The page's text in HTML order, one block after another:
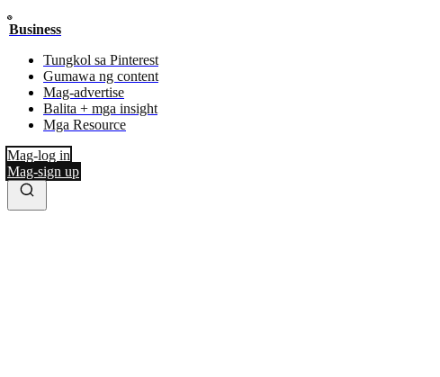
Business
Tungkol sa Pinterest
Gumawa ng content
Mag-advertise
Balita + mga insight
Mga Resource
Mag-log in
Mag-sign up